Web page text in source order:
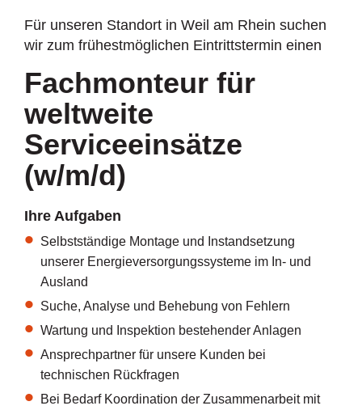
Für unseren Standort in Weil am Rhein suchen
wir zum frühestmöglichen Eintrittstermin einen
Fachmonteur für
weltweite
Serviceeinsätze
(w/m/d)
Ihre Aufgaben
Selbstständige Montage und Instandsetzung
unserer Energieversorgungssysteme im In- und
Ausland
Suche, Analyse und Behebung von Fehlern
Wartung und Inspektion bestehender Anlagen
Ansprechpartner für unsere Kunden bei
technischen Rückfragen
Bei Bedarf Koordination der Zusammenarbeit mit